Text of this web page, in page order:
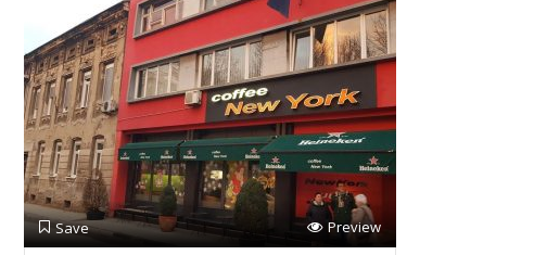
Save Preview